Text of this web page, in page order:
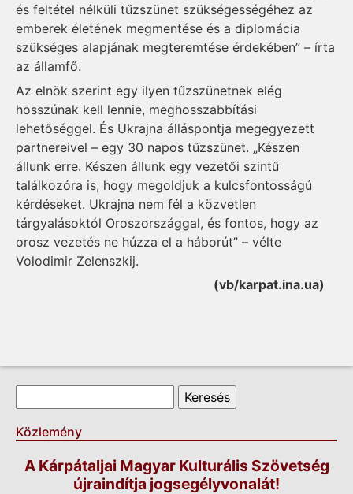
és feltétel nélküli tűzszünet szükségességéhez az
emberek életének megmentése és a diplomácia
szükséges alapjának megteremtése érdekében” – írta
az államfő.
Az elnök szerint egy ilyen tűzszünetnek elég
hosszúnak kell lennie, meghosszabbítási
lehetőséggel. És Ukrajna álláspontja megegyezett
partnereivel – egy 30 napos tűzszünet. „Készen
állunk erre. Készen állunk egy vezetői szintű
találkozóra is, hogy megoldjuk a kulcsfontosságú
kérdéseket. Ukrajna nem fél a közvetlen
tárgyalásoktól Oroszországgal, és fontos, hogy az
orosz vezetés ne húzza el a háborút” – vélte
Volodimir Zelenszkij.
(vb/karpat.ina.ua)
Keresés űrlap
Keresés
Közlemény
A Kárpátaljai Magyar Kulturális Szövetség
újraindítja jogsegélyvonalát!